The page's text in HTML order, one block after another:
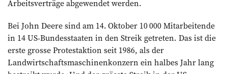
Arbeitsverträge abgewendet werden.
Bei John Deere sind am 14. Oktober 10 000 Mitarbeitende
in 14 US-Bundesstaaten in den Streik getreten. Das ist die
erste grosse Protestaktion seit 1986, als der
Landwirtschaftsmaschinenkonzern ein halbes Jahr lang